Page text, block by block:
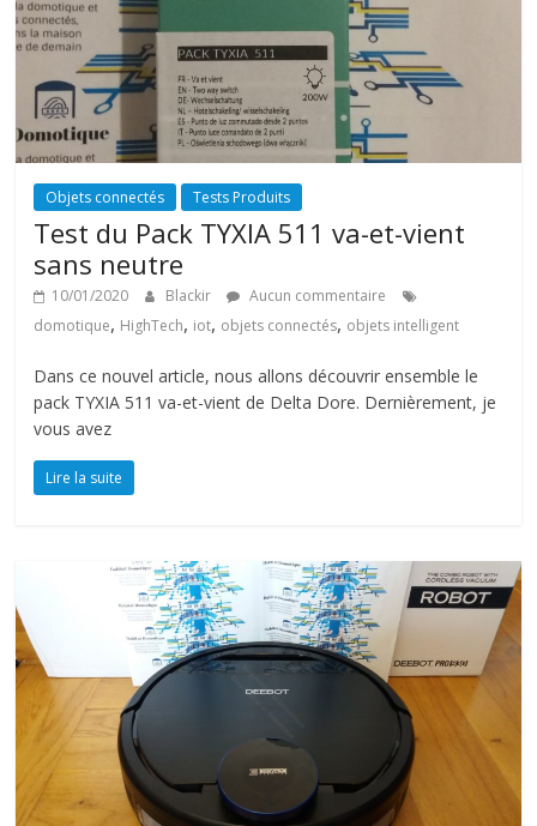
Objets connectés Tests Produits
Test du Pack TYXIA 511 va-et-vient
sans neutre
10/01/2020 Blackir
Aucun commentaire
domotique, HighTech, iot, objets connectés, objets intelligent
Dans ce nouvel article, nous allons découvrir ensemble le
pack TYXIA 511 va-et-vient de Delta Dore. Dernièrement, je
vous avez
Lire la suite